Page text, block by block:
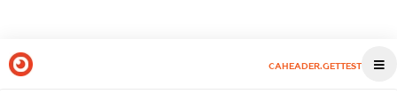
CAHEADER.GETTEST